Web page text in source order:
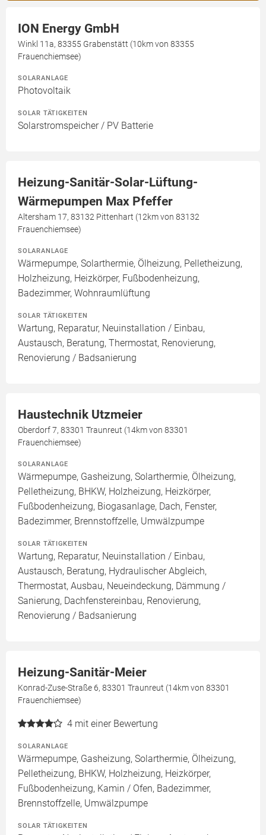
ION Energy GmbH
Winkl 11a, 83355 Grabenstätt (10km von 83355
Frauenchiemsee)
SOLARANLAGE
Photovoltaik
SOLAR TÄTIGKEITEN
Solarstromspeicher / PV Batterie
Heizung-Sanitär-Solar-Lüftung-
Wärmepumpen Max Pfeffer
Altersham 17, 83132 Pittenhart (12km von 83132
Frauenchiemsee)
SOLARANLAGE
Wärmepumpe, Solarthermie, Ölheizung, Pelletheizung,
Holzheizung, Heizkörper, Fußbodenheizung,
Badezimmer, Wohnraumlüftung
SOLAR TÄTIGKEITEN
Wartung, Reparatur, Neuinstallation / Einbau,
Austausch, Beratung, Thermostat, Renovierung,
Renovierung / Badsanierung
Haustechnik Utzmeier
Oberdorf 7, 83301 Traunreut (14km von 83301
Frauenchiemsee)
SOLARANLAGE
Wärmepumpe, Gasheizung, Solarthermie, Ölheizung,
Pelletheizung, BHKW, Holzheizung, Heizkörper,
Fußbodenheizung, Biogasanlage, Dach, Fenster,
Badezimmer, Brennstoffzelle, Umwälzpumpe
SOLAR TÄTIGKEITEN
Wartung, Reparatur, Neuinstallation / Einbau,
Austausch, Beratung, Hydraulischer Abgleich,
Thermostat, Ausbau, Neueindeckung, Dämmung /
Sanierung, Dachfenstereinbau, Renovierung,
Renovierung / Badsanierung
Heizung-Sanitär-Meier
Konrad-Zuse-Straße 6, 83301 Traunreut (14km von 83301
Frauenchiemsee)
4 mit einer Bewertung
SOLARANLAGE
Wärmepumpe, Gasheizung, Solarthermie, Ölheizung,
Pelletheizung, BHKW, Holzheizung, Heizkörper,
Fußbodenheizung, Kamin / Ofen, Badezimmer,
Brennstoffzelle, Umwälzpumpe
SOLAR TÄTIGKEITEN